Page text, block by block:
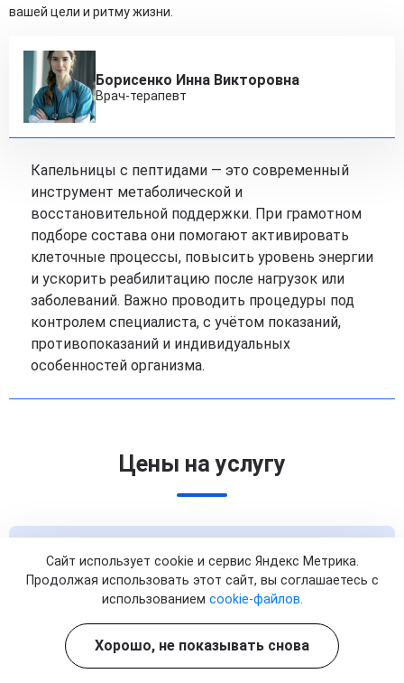
вашей цели и ритму жизни.
Борисенко Инна Викторовна
Врач-терапевт
Капельницы с пептидами — это современный
инструмент метаболической и
восстановительной поддержки. При грамотном
подборе состава они помогают активировать
клеточные процессы, повысить уровень энергии
и ускорить реабилитацию после нагрузок или
заболеваний. Важно проводить процедуры под
контролем специалиста, с учётом показаний,
противопоказаний и индивидуальных
особенностей организма.
Цены на услугу
Капельница с пептидами
1 процедура
Стоимость: от 2 890 ₽
Записаться
Сайт использует cookie и сервис Яндекс Метрика.
Продолжая использовать этот сайт, вы соглашаетесь с
использованием cookie-файлов.
Хорошо, не показывать снова